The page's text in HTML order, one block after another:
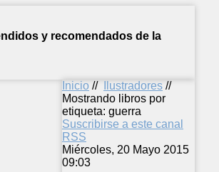
y recomendados de la
Inicio // Ilustradores //
Mostrando libros por
etiqueta: guerra
Suscribirse a este canal
RSS
Miércoles, 20 Mayo 2015
09:03